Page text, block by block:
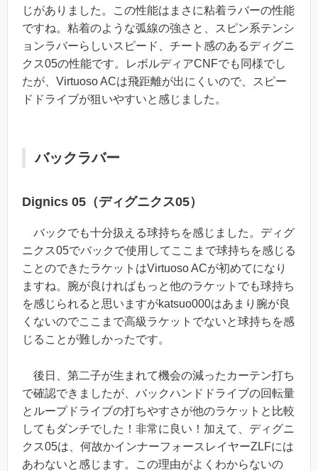
じがありました。この性能はまさに粘着ラバーの性能
ですね。粘着のような弧線の強さと、スピン系テンシ
ョンラバーらしいスピード、チート感のあるディグニ
クス05の性能です。レボルディアCNFでも同様でし
たが、Virtuoso ACは飛距離が出にくいので、スピー
ドドライブが狙いやすいと感じました。
バックラバー
Dignics 05（ディグニクス05）
バックでも十分扱える球持ちを感じました。ディグ
ニクス05でバックで使用してここまで球持ちを感じる
ことのできたラケットはVirtuoso ACが初めてになり
ますね。腕が良ければもっと他のラケットでも球持ち
を感じられると思いますがkatsuo000はあまり腕が良
くないのでここまで高級ラケットでないと球持ちを感
じることが難しかったです。
後日、第二子が生まれて機会の減ったカーテン打ち
で確認できましたが、バックハンドドライブの回転量
とループドライブの打ちやすさが他のラケットと比較
してもダンチでした！非常に良い！加えて、ディグニ
クス05は、何故かインナーフォースレイヤーZLFには
あわないと感じます。この理由がよくわからないの